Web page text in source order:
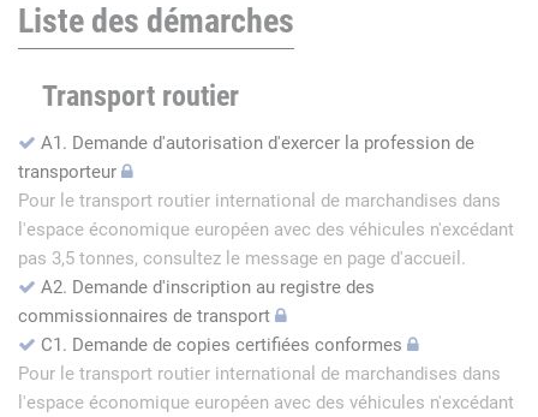
Liste des démarches
Transport routier
A1. Demande d'autorisation d'exercer la profession de
transporteur
Pour le transport routier international de marchandises dans
l'espace économique européen avec des véhicules n'excédant
pas 3,5 tonnes, consultez le message en page d'accueil.
A2. Demande d'inscription au registre des
commissionnaires de transport
C1. Demande de copies certifiées conformes
Pour le transport routier international de marchandises dans
l'espace économique européen avec des véhicules n'excédant